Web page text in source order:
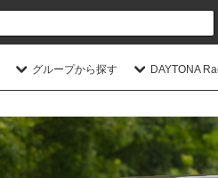
グループから探す DAYTONA